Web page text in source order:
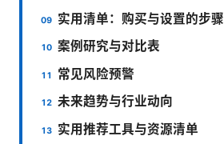
实用清单：购买与设置的步骤
案例研究与对比表
常见风险预警
未来趋势与行业动向
实用推荐工具与资源清单